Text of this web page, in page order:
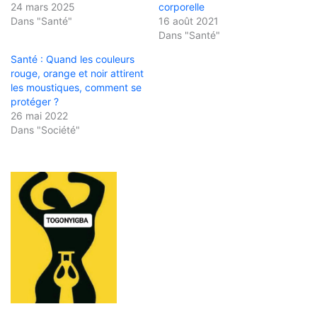
24 mars 2025
Dans "Santé"
corporelle
16 août 2021
Dans "Santé"
Santé : Quand les couleurs
rouge, orange et noir attirent
les moustiques, comment se
protéger ?
26 mai 2022
Dans "Société"